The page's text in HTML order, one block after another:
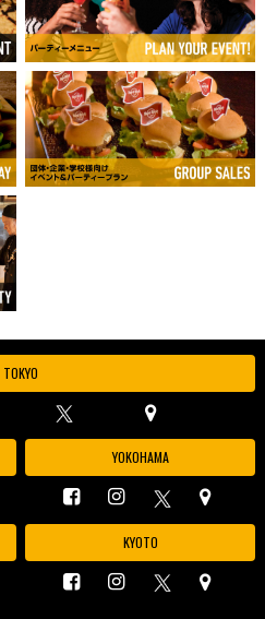
TOKYO
YOKOHAMA
KYOTO